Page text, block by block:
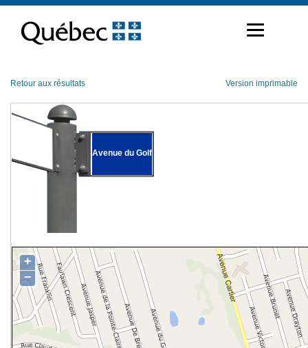
contenu
Retour aux résultats Version imprimable
Avenue du Golf
+
−